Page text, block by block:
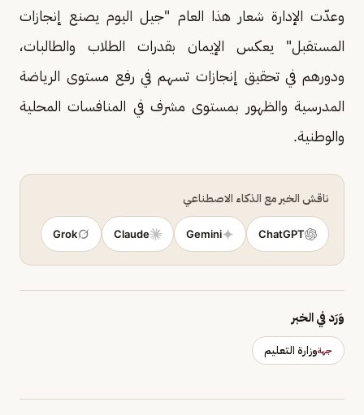
وعدّت الإدارة شعار هذا العام "جيل اليوم يصنع إنجازات
المستقبل" يعكس الإيمان بقدرات الطلاب والطالبات،
ودورهم في تحقيق إنجازات تسهم في رفع مستوى الرياضة
المدرسية والظهور بمستوى مشرف في المنافسات المحلية
والوطنية.
ناقش الخبر مع الذكاء الاصطناعي
ChatGPT
Gemini
Claude
Grok
وَرَد في الخبر
جهةوزارة التعليم